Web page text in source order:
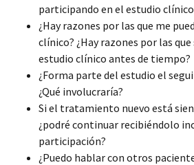
participando en el estudio
¿Hay razones por las que me
clínico? ¿Hay razones por las
estudio clínico antes de tiempo?
¿Forma parte del estudio el
¿Qué involucraría?
Si el tratamiento nuevo está
¿podré continuar recibiéndolo
participación?
¿Puedo hablar con otros